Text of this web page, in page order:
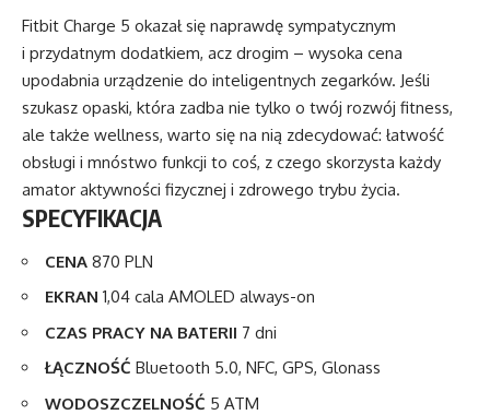
Fitbit Charge 5 okazał się naprawdę sympatycznym
i przydatnym dodatkiem, acz drogim – wysoka cena
upodabnia urządzenie do inteligentnych zegarków. Jeśli
szukasz opaski, która zadba nie tylko o twój rozwój fitness,
ale także wellness, warto się na nią zdecydować: łatwość
obsługi i mnóstwo funkcji to coś, z czego skorzysta każdy
amator aktywności fizycznej i zdrowego trybu życia.
SPECYFIKACJA
CENA 870 PLN
EKRAN 1,04 cala AMOLED always-on
CZAS PRACY NA BATERII 7 dni
ŁĄCZNOŚĆ Bluetooth 5.0, NFC, GPS, Glonass
WODOSZCZELNOŚĆ 5 ATM